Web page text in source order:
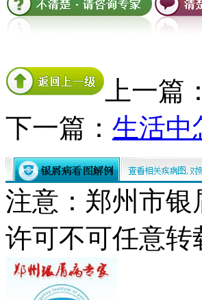
上一篇：
下一篇： 生活中
注意：郑州市
许可不可任意转